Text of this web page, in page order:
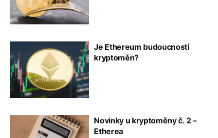
Je Ethereum budoucností
kryptoměn?
Novinky u kryptoměny č. 2 –
Etherea